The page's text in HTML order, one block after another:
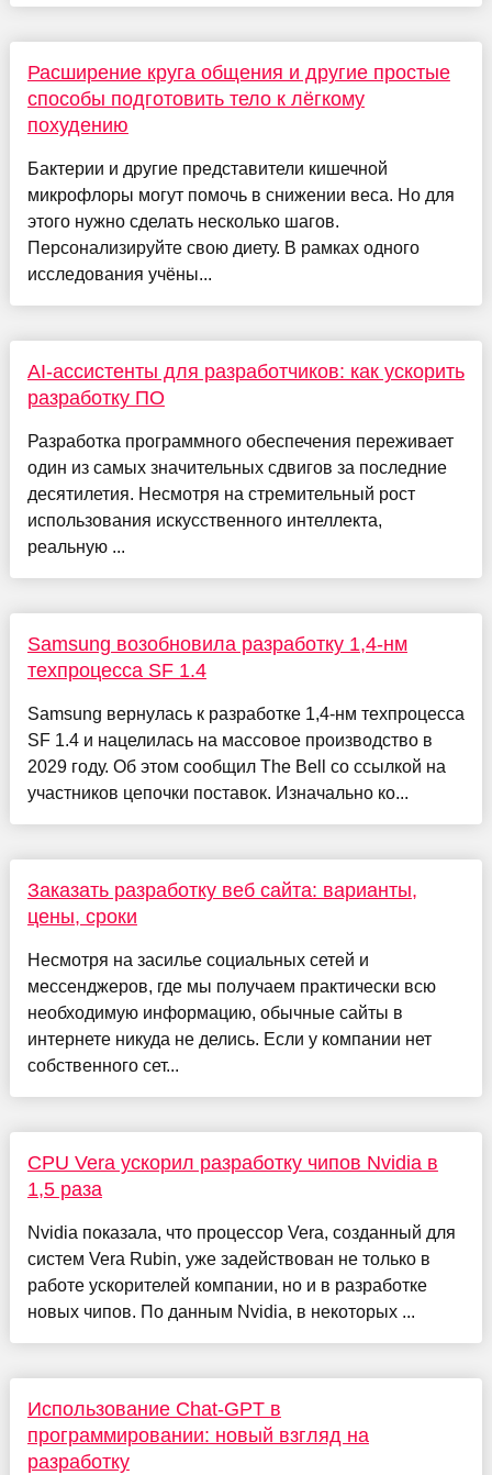
Расширение круга общения и другие простые
способы подготовить тело к лёгкому
похудению
Бактерии и другие представители кишечной
микрофлоры могут помочь в снижении веса. Но для
этого нужно сделать несколько шагов.
Персонализируйте свою диету. В рамках одного
исследования учёны...
AI-ассистенты для разработчиков: как ускорить
разработку ПО
Разработка программного обеспечения переживает
один из самых значительных сдвигов за последние
десятилетия. Несмотря на стремительный рост
использования искусственного интеллекта,
реальную ...
Samsung возобновила разработку 1,4-нм
техпроцесса SF 1.4
Samsung вернулась к разработке 1,4-нм техпроцесса
SF 1.4 и нацелилась на массовое производство в
2029 году. Об этом сообщил The Bell со ссылкой на
участников цепочки поставок. Изначально ко...
Заказать разработку веб сайта: варианты,
цены, сроки
Несмотря на засилье социальных сетей и
мессенджеров, где мы получаем практически всю
необходимую информацию, обычные сайты в
интернете никуда не делись. Если у компании нет
собственного сет...
CPU Vera ускорил разработку чипов Nvidia в
1,5 раза
Nvidia показала, что процессор Vera, созданный для
систем Vera Rubin, уже задействован не только в
работе ускорителей компании, но и в разработке
новых чипов. По данным Nvidia, в некоторых ...
Использование Chat-GPT в
программировании: новый взгляд на
разработку